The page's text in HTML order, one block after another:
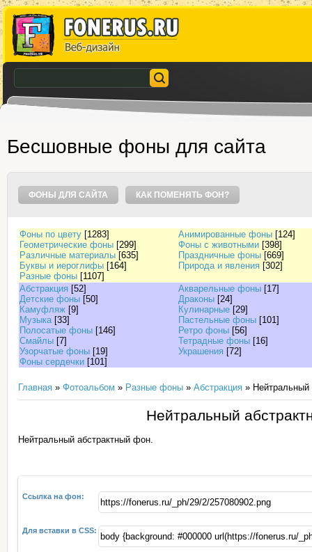
Бесшовные фоны для сайта
ФОНЫ ДЛЯ САЙТА КАК ПОМЕНЯТЬ ФОН?
Фоны по цвету [1283] Анимированные фоны [124]
Геометрические фоны [299] Фоны с животными [398]
Различные материалы [635] Праздничные фоны [669]
Буквы и иероглифы [164] Природа и явления [302]
Разные фоны [1107]
Абстракция [52] Акварельные фоны [17]
Детские фоны [50] Драконы [24]
Камуфляж [9] Кулинарные [29]
Музыка [33] Пастельные фоны [101]
Полосатые фоны [146] Ретро фоны [56]
Смайлы [7] Тетрадные фоны [16]
Узорчатые фоны [19] Украшения [72]
Фоны сердечки [101]
Главная » Фотоальбом » Разные фоны » Абстракция » Нейтральный
Нейтральный
Нейтральный абстрактный фон.
Ссылка на фон:
Для вставки в CSS: